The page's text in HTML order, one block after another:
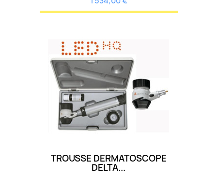
TROUSSE DERMATOSCOPE
DELTA...